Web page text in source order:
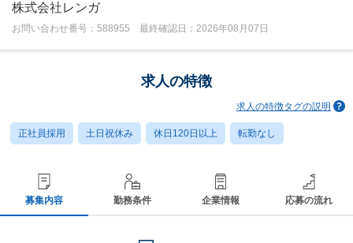
株式会社レンガ
お問い合わせ番号：588955 最終確認日：2026年08月07日
求人の特徴
求人の特徴タグの説明
正社員採用 土日祝休み 休日120日以上 転勤なし
募集内容 勤務条件 企業情報 応募の流れ